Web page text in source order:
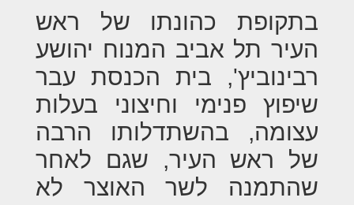
בתקופת כהונתו של ראש
העיר תל אביב המנוח יהושע
רבינוביץ', בית הכנסת עבר
שיפוץ פנימי וחיצוני בעלות
עצומה, בהשתדלותו הרבה
של ראש העיר, שגם לאחר
שהתמנה לשר האוצר לא